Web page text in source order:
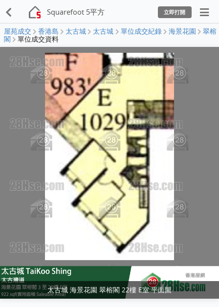
Squarefoot 5平方 立即打開
屋苑成交 香港島 太古城 太古城 單位成交紀錄 海景花園
翠榕
閣
單位成交資料
太古城 海景花園 翠榕閣 22樓 E室 平面圖